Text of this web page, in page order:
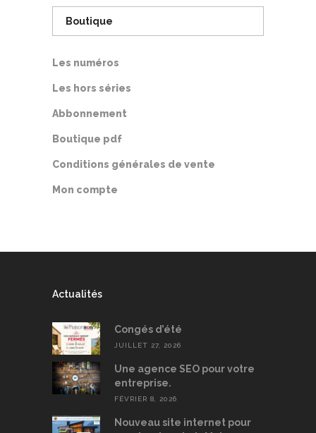
Boutique
Les numéros
Les hors séries
Abbonnement
Boutique pdf
Conditions générales de vente
Mon compte
Actualités
Congés d’été
JUILLET 27, 2026
Une agence SEO pour votre
entreprise.
FÉVRIER 8, 2026
Nouveau site internet pour